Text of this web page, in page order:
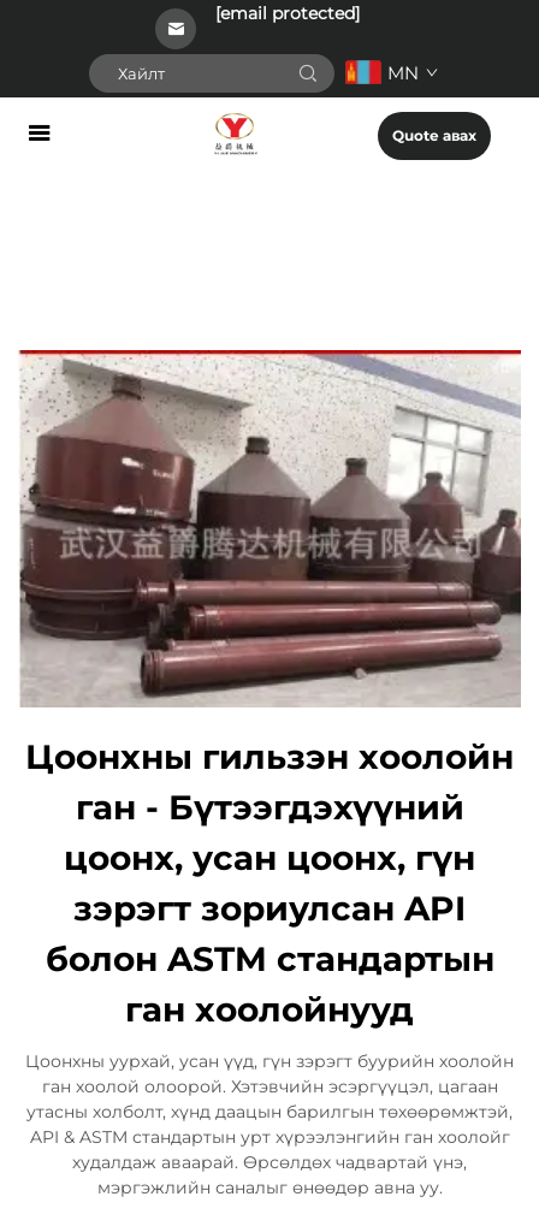
[email protected]
MN
Quote авах
Цоонхны гильзэн хоолойн
ган - Бүтээгдэхүүний
цоонх, усан цоонх, гүн
зэрэгт зориулсан API
болон ASTM стандартын
ган хоолойнууд
Цоонхны уурхай, усан үүд, гүн зэрэгт буурийн хоолойн
ган хоолой олоорой. Хэтэвчийн эсэргүүцэл, цагаан
утасны холболт, хүнд даацын барилгын төхөөрөмжтэй,
API & ASTM стандартын урт хүрээлэнгийн ган хоолойг
худалдаж аваарай. Өрсөлдөх чадвартай үнэ,
мэргэжлийн саналыг өнөөдөр авна уу.